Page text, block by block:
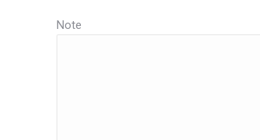
Note